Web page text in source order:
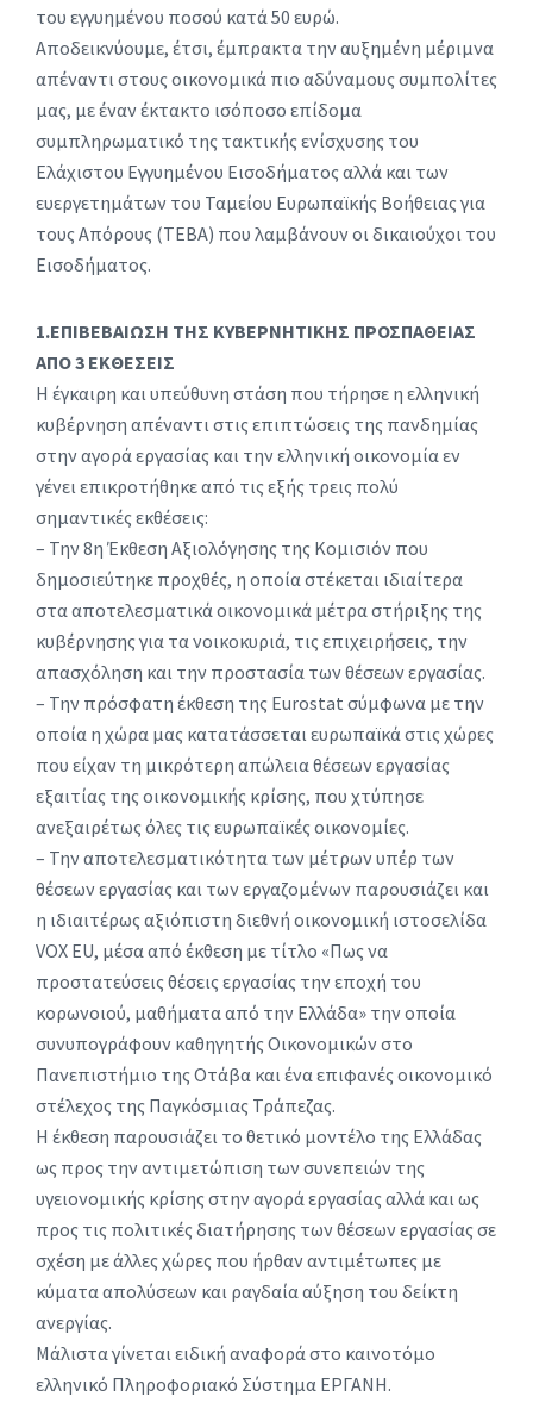
του εγγυημένου ποσού κατά 50 ευρώ.
Αποδεικνύουμε, έτσι, έμπρακτα την αυξημένη μέριμνα
απέναντι στους οικονομικά πιο αδύναμους συμπολίτες
μας, με έναν έκτακτο ισόποσο επίδομα
συμπληρωματικό της τακτικής ενίσχυσης του
Ελάχιστου Εγγυημένου Εισοδήματος αλλά και των
ευεργετημάτων του Ταμείου Ευρωπαϊκής Βοήθειας για
τους Απόρους (ΤΕΒΑ) που λαμβάνουν οι δικαιούχοι του
Εισοδήματος.
1.ΕΠΙΒΕΒΑΙΩΣΗ ΤΗΣ ΚΥΒΕΡΝΗΤΙΚΗΣ ΠΡΟΣΠΑΘΕΙΑΣ
ΑΠΟ 3 ΕΚΘΕΣΕΙΣ
H έγκαιρη και υπεύθυνη στάση που τήρησε η ελληνική
κυβέρνηση απέναντι στις επιπτώσεις της πανδημίας
στην αγορά εργασίας και την ελληνική οικονομία εν
γένει επικροτήθηκε από τις εξής τρεις πολύ
σημαντικές εκθέσεις:
– Την 8η Έκθεση Αξιολόγησης της Κομισιόν που
δημοσιεύτηκε προχθές, η οποία στέκεται ιδιαίτερα
στα αποτελεσματικά οικονομικά μέτρα στήριξης της
κυβέρνησης για τα νοικοκυριά, τις επιχειρήσεις, την
απασχόληση και την προστασία των θέσεων εργασίας.
– Την πρόσφατη έκθεση της Eurostat σύμφωνα με την
οποία η χώρα μας κατατάσσεται ευρωπαϊκά στις χώρες
που είχαν τη μικρότερη απώλεια θέσεων εργασίας
εξαιτίας της οικονομικής κρίσης, που χτύπησε
ανεξαιρέτως όλες τις ευρωπαϊκές οικονομίες.
– Την αποτελεσματικότητα των μέτρων υπέρ των
θέσεων εργασίας και των εργαζομένων παρουσιάζει και
η ιδιαιτέρως αξιόπιστη διεθνή οικονομική ιστοσελίδα
VOX EU, μέσα από έκθεση με τίτλο «Πως να
προστατεύσεις θέσεις εργασίας την εποχή του
κορωνοιού, μαθήματα από την Ελλάδα» την οποία
συνυπογράφουν καθηγητής Οικονομικών στο
Πανεπιστήμιο της Οτάβα και ένα επιφανές οικονομικό
στέλεχος της Παγκόσμιας Τράπεζας.
Η έκθεση παρουσιάζει το θετικό μοντέλο της Ελλάδας
ως προς την αντιμετώπιση των συνεπειών της
υγειονομικής κρίσης στην αγορά εργασίας αλλά και ως
προς τις πολιτικές διατήρησης των θέσεων εργασίας σε
σχέση με άλλες χώρες που ήρθαν αντιμέτωπες με
κύματα απολύσεων και ραγδαία αύξηση του δείκτη
ανεργίας.
Μάλιστα γίνεται ειδική αναφορά στο καινοτόμο
ελληνικό Πληροφοριακό Σύστημα ΕΡΓΑΝΗ.